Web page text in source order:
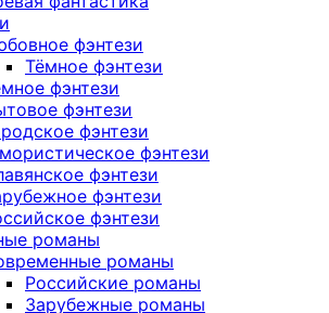
фэнтези
Тёмное фэнтези
фэнтези
фэнтези
фэнтези
фэнтези
фэнтези
фэнтези
фэнтези
романы
романы
Российские романы
Зарубежные романы